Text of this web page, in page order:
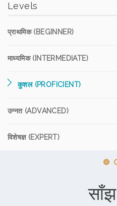
Levels
प्राथमिक (BEGINNER)
माध्यमिक (INTERMEDIATE)
कुशल (PROFICIENT)
उन्नत (ADVANCED)
विशेषज्ञ (EXPERT)
साँझ